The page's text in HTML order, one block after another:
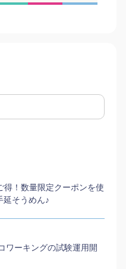
得！数量限定クーポンを使
延そうめん♪
ワーキングの試験運用開